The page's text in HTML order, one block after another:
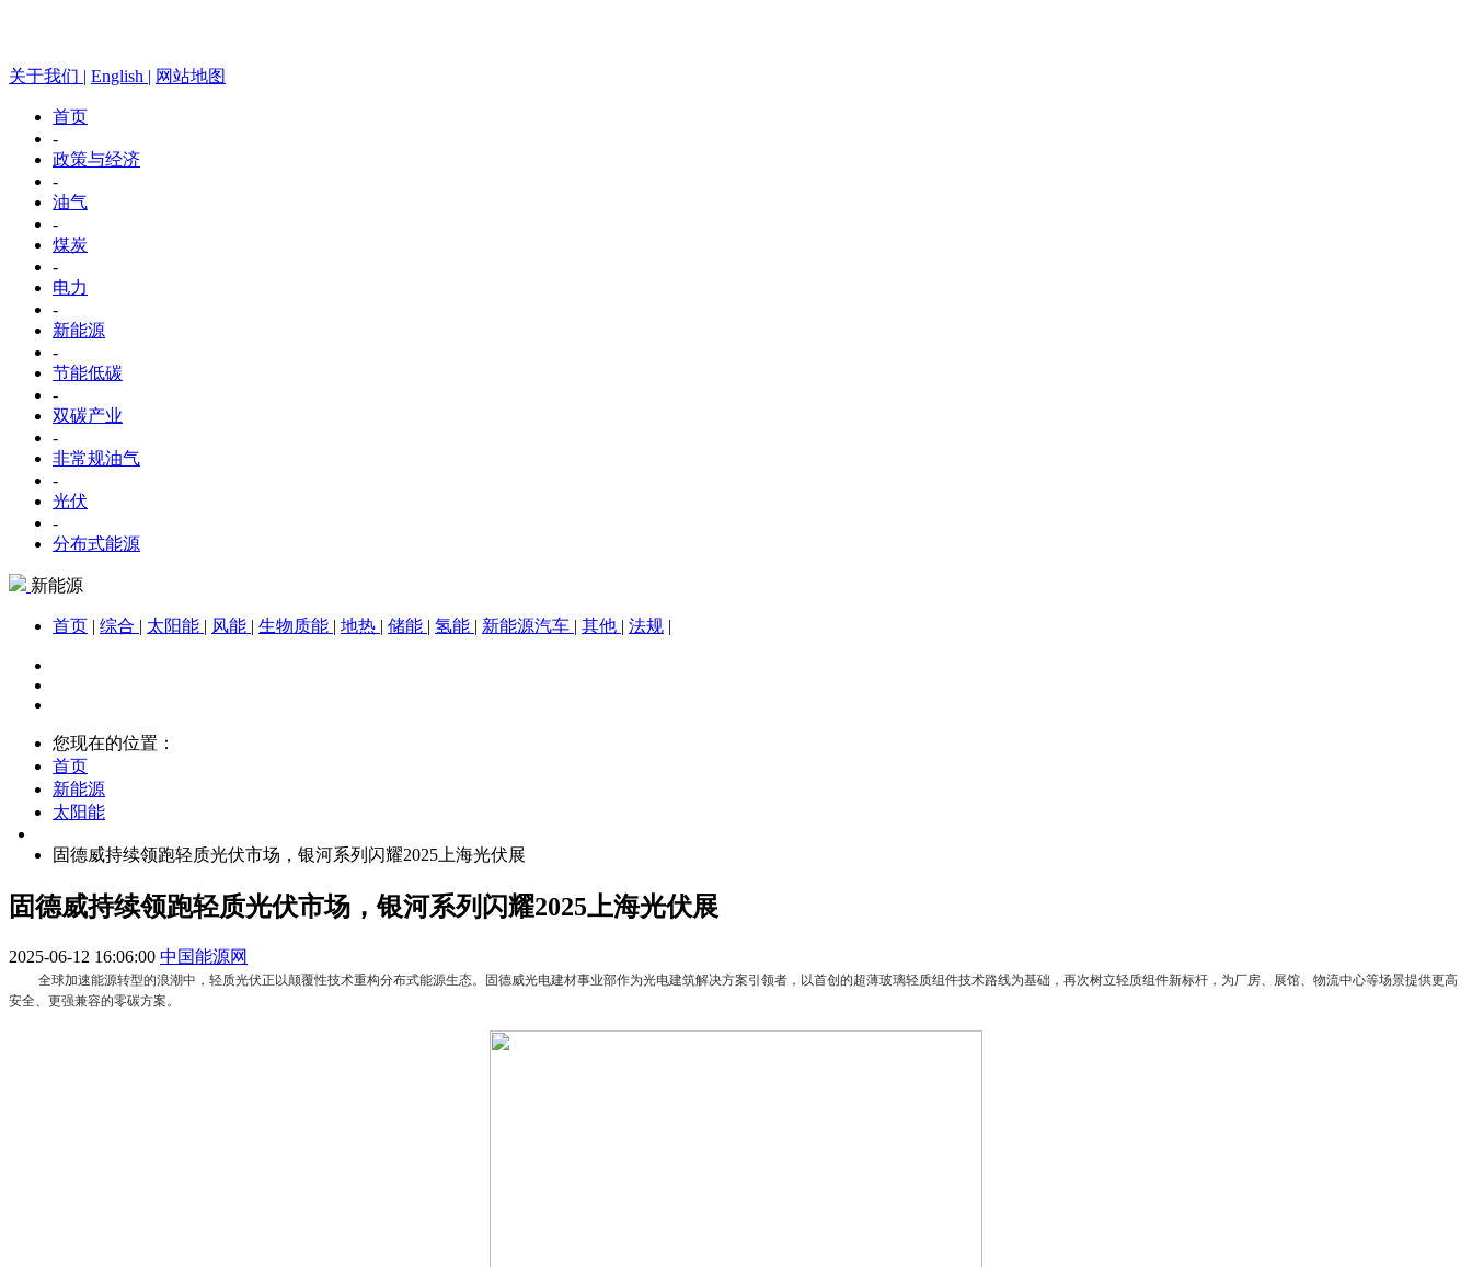
关于我们 | English | 网站地图
首页
-
政策与经济
-
油气
-
煤炭
-
电力
-
新能源
-
节能低碳
-
双碳产业
-
非常规油气
-
光伏
-
分布式能源
新能源
首页 | 综合 | 太阳能 | 风能 | 生物质能 | 地热 | 储能 | 氢能 | 新能源汽车 | 其他 | 法规 |
您现在的位置：
首页
新能源
太阳能
固德威持续领跑轻质光伏市场，银河系列闪耀2025上海光伏展
固德威持续领跑轻质光伏市场，银河系列闪耀2025上海光伏展
2025-06-12 16:06:00 中国能源网
全球加速能源转型的浪潮中，轻质光伏正以颠覆性技术重构分布式能源生态。固德威光电建材事业部作为光电建筑解决方案引领者，以首创的超薄玻璃轻质组件技术路线为基础，再次树立轻质组件新标杆，为厂房、展馆、物流中心等场景提供更高
安全、更强兼容的零碳方案。